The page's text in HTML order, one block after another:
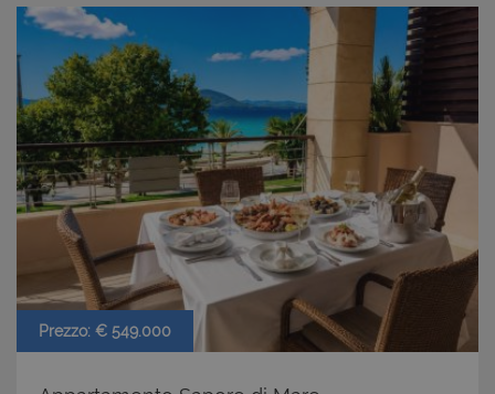
Prezzo: € 549.000